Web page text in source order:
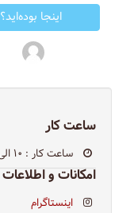
اینجا بوده‌اید؟
ساعت کار
ساعت کار : ۱۰ الی ۲۲ جمعه از ۱۶ الی ۲۲
امکانات و اطلاعات
اینستاگرام